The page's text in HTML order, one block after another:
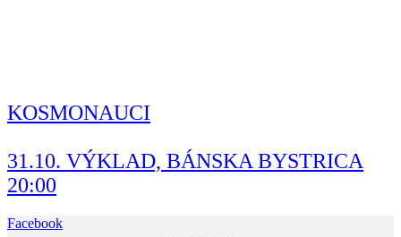
KOSMONAUCI​
31.10. VÝKLAD, BÁNSKA BYSTRICA
20:00
Facebook